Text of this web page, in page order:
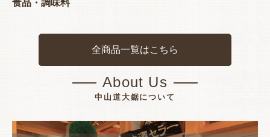
食品・調味料
全商品一覧はこちら
About Us
中山道大鋸について